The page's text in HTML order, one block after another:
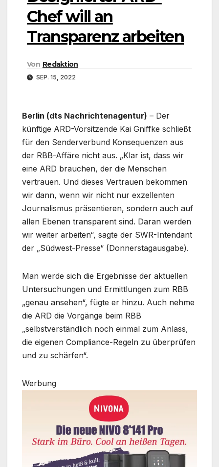
Chef will an
Transparenz arbeiten
Von Redaktion
SEP. 15, 2022
Berlin (dts Nachrichtenagentur) – Der
künftige ARD-Vorsitzende Kai Gniffke schließt
für den Senderverbund Konsequenzen aus
der RBB-Affäre nicht aus. „Klar ist, dass wir
eine ARD brauchen, der die Menschen
vertrauen. Und dieses Vertrauen bekommen
wir dann, wenn wir nicht nur exzellenten
Journalismus präsentieren, sondern auch auf
allen Ebenen transparent sind. Daran werden
wir weiter arbeiten“, sagte der SWR-Intendant
der „Südwest-Presse“ (Donnerstagausgabe).
Man werde sich die Ergebnisse der aktuellen
Untersuchungen und Ermittlungen zum RBB
„genau ansehen“, fügte er hinzu. Auch nehme
die ARD die Vorgänge beim RBB
„selbstverständlich noch einmal zum Anlass,
die eigenen Compliance-Regeln zu überprüfen
und zu schärfen“.
Werbung